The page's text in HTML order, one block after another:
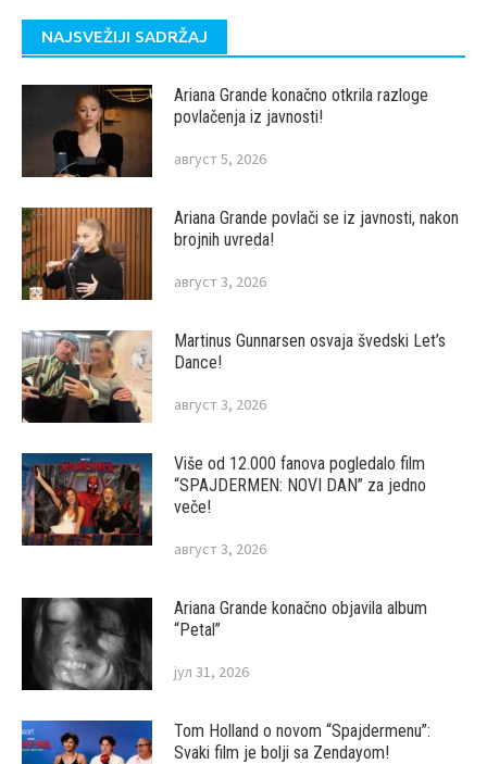
NAJSVEŽIJI SADRŽAJ
Ariana Grande konačno otkrila razloge
povlačenja iz javnosti!
август 5, 2026
Ariana Grande povlači se iz javnosti, nakon
brojnih uvreda!
август 3, 2026
Martinus Gunnarsen osvaja švedski Let’s
Dance!
август 3, 2026
Više od 12.000 fanova pogledalo film
“SPAJDERMEN: NOVI DAN” za jedno
veče!
август 3, 2026
Ariana Grande konačno objavila album
“Petal”
јул 31, 2026
Tom Holland o novom “Spajdermenu”:
Svaki film je bolji sa Zendayom!